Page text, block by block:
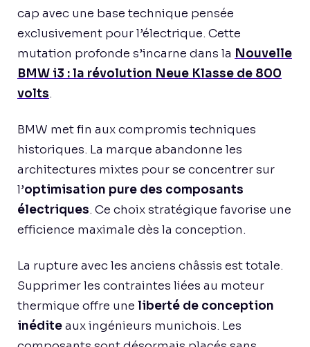
cap avec une base technique pensée
exclusivement pour l’électrique. Cette
mutation profonde s’incarne dans la Nouvelle
BMW i3 : la révolution Neue Klasse de 800
volts.
BMW met fin aux compromis techniques
historiques. La marque abandonne les
architectures mixtes pour se concentrer sur
l’optimisation pure des composants
électriques. Ce choix stratégique favorise une
efficience maximale dès la conception.
La rupture avec les anciens châssis est totale.
Supprimer les contraintes liées au moteur
thermique offre une liberté de conception
inéditeaux ingénieurs munichois. Les